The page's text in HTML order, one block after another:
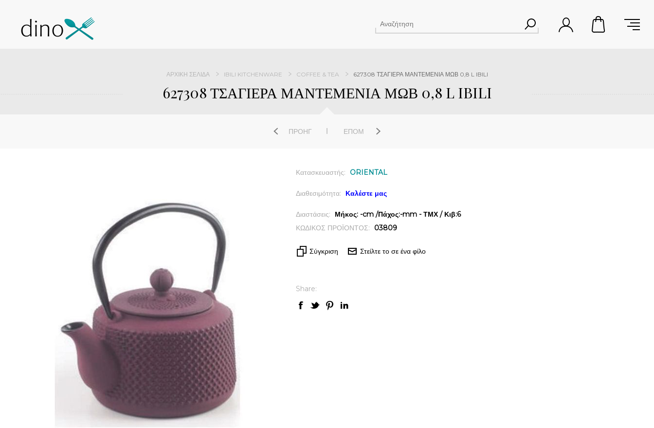
ΑΡΧΙΚΉ ΣΕΛΊΔΑ IBILI KITCHENWARE COFFEE & TEA 627308 ΤΣΑΓΙΕΡΑ ΜΑΝΤΕΜΕΝΙΑ ΜΩΒ 0,8 L IBILI
627308 ΤΣΑΓΙΕΡΑ ΜΑΝΤΕΜΕΝΙΑ ΜΩΒ 0,8 L IBILI
ΠΡΟΗΓ ΕΠΌΜ
Κατασκευαστής: ORIENTAL
Διαθεσιμότητα: Καλέστε μας
Διαστάσεις:
Μήκος: -cm /Πάχος:-mm - ΤΜΧ / Κιβ:6
ΚΩΔΙΚΟΣ ΠΡΟΪΟΝΤΟΣ:
03809
Σύγκριση Στείλτε το σε ένα φίλο
Share: